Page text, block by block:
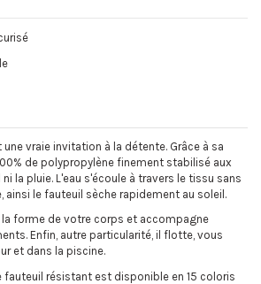
une vraie invitation à la détente. Grâce à sa
de polypropylène finement stabilisé aux
ni la pluie. L'eau s'écoule à travers le tissu sans
ainsi le fauteuil sèche rapidement au soleil.
la forme de votre corps et accompagne
Enfin, autre particularité, il flotte, vous
et dans la piscine.
fauteuil résistant est disponible en 15 coloris